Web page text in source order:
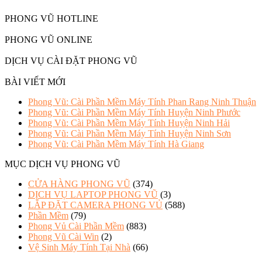
PHONG VŨ HOTLINE
PHONG VŨ ONLINE
DỊCH VỤ CÀI ĐẶT PHONG VŨ
BÀI VIẾT MỚI
Phong Vũ: Cài Phần Mềm Máy Tính Phan Rang Ninh Thuận
Phong Vũ: Cài Phần Mềm Máy Tính Huyện Ninh Phước
Phong Vũ: Cài Phần Mềm Máy Tính Huyện Ninh Hải
Phong Vũ: Cài Phần Mềm Máy Tính Huyện Ninh Sơn
Phong Vũ: Cài Phần Mềm Máy Tính Hà Giang
MỤC DỊCH VỤ PHONG VŨ
CỬA HÀNG PHONG VŨ (374)
DỊCH VỤ LAPTOP PHONG VŨ (3)
LẮP ĐẶT CAMERA PHONG VỦ (588)
Phần Mềm (79)
Phong Vủ Cài Phần Mềm (883)
Phong Vũ Cài Win (2)
Vệ Sinh Máy Tính Tại Nhà (66)